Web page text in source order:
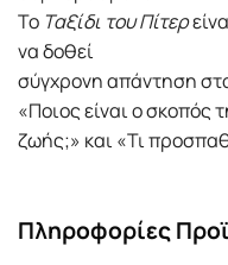
Το Ταξίδι του Πίτερ
να δοθεί
σύγχρονη απάντηση
«Ποιος είναι ο σκοπός
ζωής;» και «Τι
Πληροφορίες